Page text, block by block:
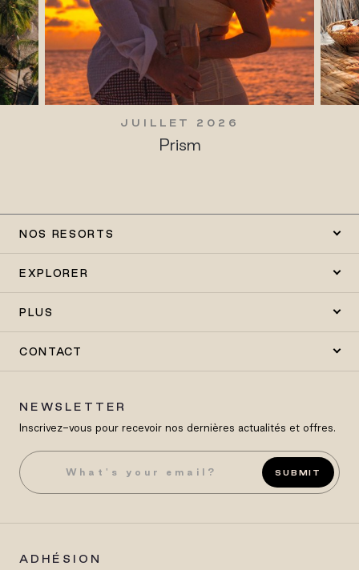
JUILLET 2026
Prism
NOS RESORTS
EXPLORER
PLUS
CONTACT
NEWSLETTER
Inscrivez-vous pour recevoir nos dernières actualités et offres.
SUBMIT
ADHÉSION